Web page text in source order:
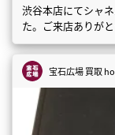
渋谷本店にてシャ
た。ご来店ありが
宝石広場 買取